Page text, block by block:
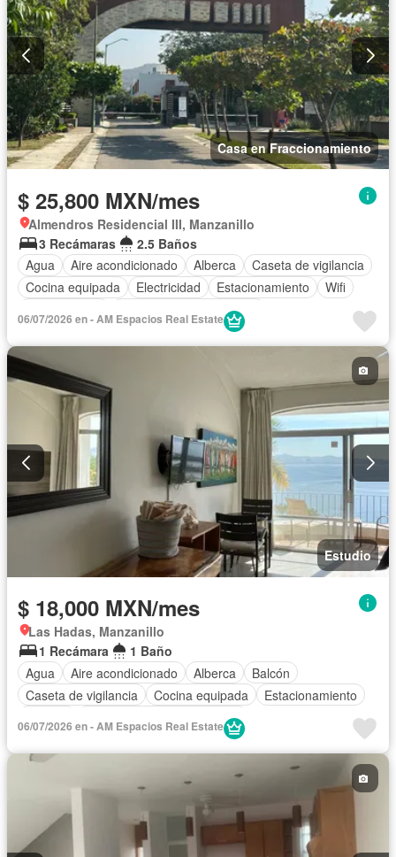
Casa en Fraccionamiento
$ 25,800 MXN/mes
Almendros Residencial III, Manzanillo
3 Recámaras
2.5 Baños
Agua
Aire acondicionado Alberca
Caseta de vigilancia
Cocina equipada
Electricidad Estacionamiento
Wifi
Parcialmente amueblado
06/07/2026 en - AM Espacios Real Estate
Estudio
$ 18,000 MXN/mes
Las Hadas, Manzanillo
1 Recámara
1 Baño
Agua
Aire acondicionado Alberca
Balcón
Caseta de vigilancia
Cocina equipada
Estacionamiento
Completamente amueblado
06/07/2026 en - AM Espacios Real Estate